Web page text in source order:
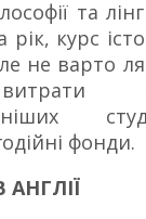
та
рік, курс
не варто
фонди.
АНГЛІЇ